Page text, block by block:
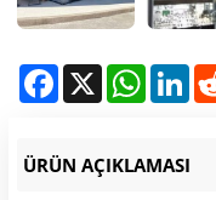
Facebook
X WhatsApp
ÜRÜN AÇIKLAMASI